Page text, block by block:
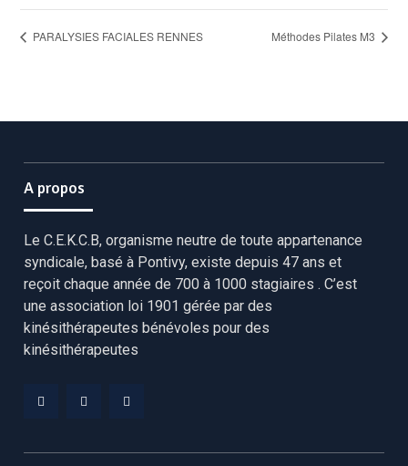
PARALYSIES FACIALES RENNES Méthodes Pilates M3
A propos
Le C.E.K.C.B, organisme neutre de toute appartenance
syndicale, basé à Pontivy, existe depuis 47 ans et
reçoit chaque année de 700 à 1000 stagiaires . C’est
une association loi 1901 gérée par des
kinésithérapeutes bénévoles pour des
kinésithérapeutes
CEKCBCEKCBCEKCB